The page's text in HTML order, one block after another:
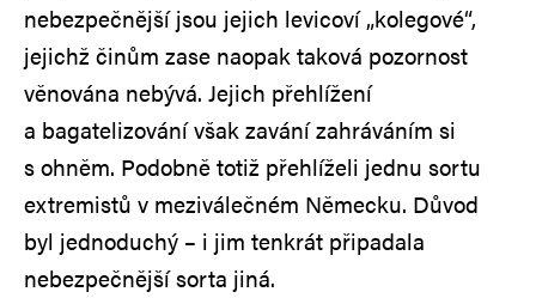
nebezpečnější jsou jejich levicoví „kolegové“,
jejichž činům zase naopak taková pozornost
věnována nebývá. Jejich přehlížení
a bagatelizování však zavání zahráváním si
s ohněm. Podobně totiž přehlíželi jednu sortu
extremistů v meziválečném Německu. Důvod
byl jednoduchý – i jim tenkrát připadala
nebezpečnější sorta jiná.